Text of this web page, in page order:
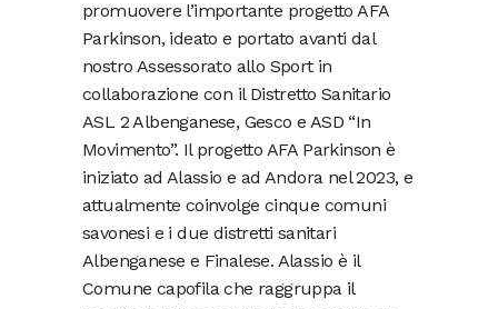
promuovere l’importante progetto AFA
Parkinson, ideato e portato avanti dal
nostro Assessorato allo Sport in
collaborazione con il Distretto Sanitario
ASL 2 Albenganese, Gesco e ASD “In
Movimento”. Il progetto AFA Parkinson è
iniziato ad Alassio e ad Andora nel 2023, e
attualmente coinvolge cinque comuni
savonesi e i due distretti sanitari
Albenganese e Finalese. Alassio è il
Comune capofila che raggruppa il